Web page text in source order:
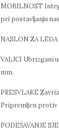
MOBILNOST
pri postavljanju
NASLON ZA
VALJCI Ubrizgani
mm.
PRESVLAKE
Pripremljen protiv
PODEŠAVANJE